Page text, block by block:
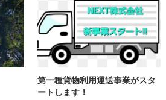
の方も多いと思います。…
第一種貨物利用運送事業がスタ
ートします！